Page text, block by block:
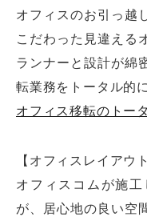
オフィスのお引っ越
こだわった見違える
ランナーと設計が綿
転業務をトータル的
オフィス移転のトー
【オフィスレイアウト
オフィスコムが施
が、居心地の良い空